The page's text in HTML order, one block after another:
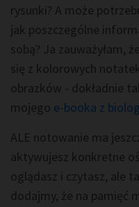
rysunki? A może
jak poszczególne
sobą? Ja zauważyłam,
się z kolorowych
obrazków - dokładnie
mojego e-booka z
ALE notowanie ma
aktywujesz konkretne
oglądasz i czytasz, ale
dodajmy, że na pamięć